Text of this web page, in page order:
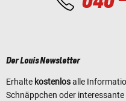
Der Louis Newsletter
Erhalte kostenlosalle
Schnäppchen oder interessante